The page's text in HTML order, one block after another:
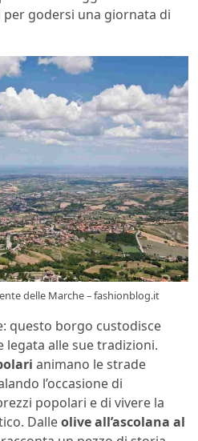
godersi una giornata di
delle Marche – fashionblog.it
questo borgo custodisce
legata alle sue tradizioni.
animano le strade
l’occasione di
popolari e di vivere la
Dalleolive all’ascolana al